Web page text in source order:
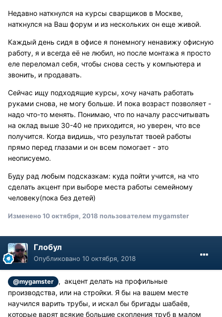
Недавно наткнулся на курсы сварщиков в Москве,
наткнулся на Ваш форум и из нескольких он еще живой.
Каждый день сидя в офисе я понемногу ненавижу офисную
работу, я и всегда её не любил, но после монтажа я просто
еле переломал себя, чтобы снова сесть у компьютера и
звонить, и продавать.
Сейчас ищу подходящие курсы, хочу начать работать
руками снова, не могу больше. И пока возраст позволяет -
надо что-то менять. Понимаю, что по началу рассчитывать
на оклад выше 30-40 не приходится, но уверен, что все
получится. Когда видишь, что результат твоей работы
прямо перед глазами и он всем помогает - это
неописуемо.
Буду рад любым подсказкам: куда пойти учится, на что
сделать акцент при выборе места работы семейному
человеку(пока без детей)
Изменено10 октября, 2018 пользователем mygamster
Глобул
Опубликовано 10 октября, 2018
@mygamster
, акцент делать на профильные
производства, или на стройки. Я бы на вашем месте
научился варить трубы, и искал бы бригады шабаёв,
которые варят всякие большие скопления труб в малом